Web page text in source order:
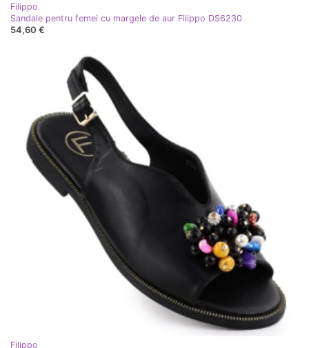
Filippo
Sandale pentru femei cu margele de aur Filippo DS6230
54,60 €
Filippo